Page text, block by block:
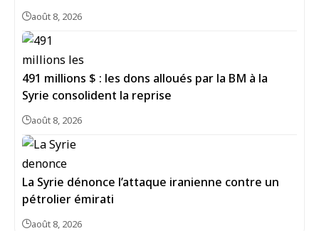
août 8, 2026
491 millions $ : les dons alloués par la BM à la
Syrie consolident la reprise
août 8, 2026
La Syrie dénonce l’attaque iranienne contre un
pétrolier émirati
août 8, 2026